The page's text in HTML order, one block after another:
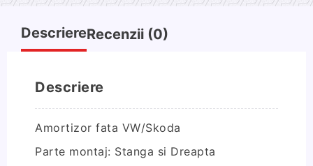
DescriereRecenzii (0)
Descriere
Amortizor fata VW/Skoda
Parte montaj: Stanga si Dreapta